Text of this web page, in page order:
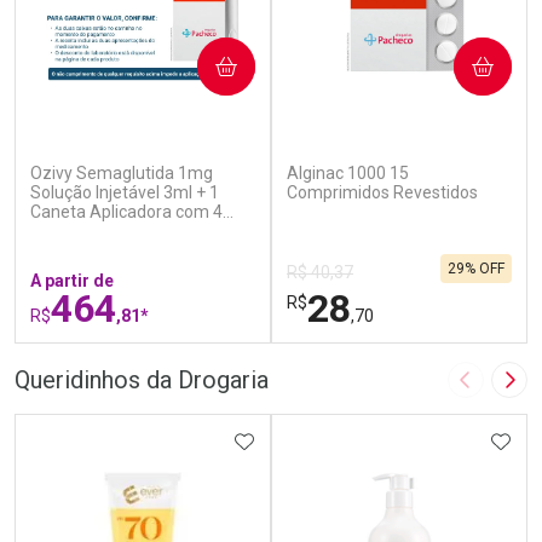
Ozivy Semaglutida 1mg
Solução Injetável 3ml + 1
Caneta Aplicadora com 4
A partir de
R$464,81*
COMPRAR
Alginac 1000 15
Comprimidos Revestidos
R$ 40,37
R$28,70
29% OFF
COMPRAR
Queridinhos da Drogaria Imagem
ADICIONAR AOS FAVORITOS